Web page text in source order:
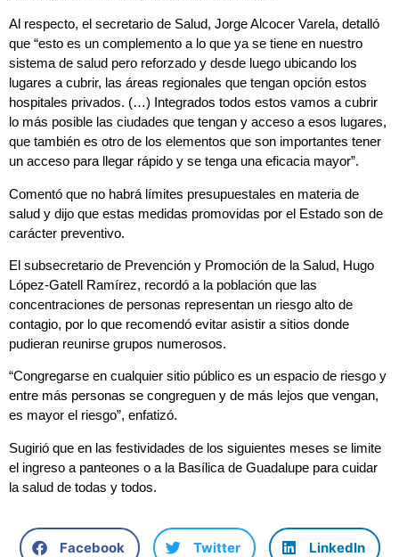
Al respecto, el secretario de Salud, Jorge Alcocer Varela, detalló
que “esto es un complemento a lo que ya se tiene en nuestro
sistema de salud pero reforzado y desde luego ubicando los
lugares a cubrir, las áreas regionales que tengan opción estos
hospitales privados. (…) Integrados todos estos vamos a cubrir
lo más posible las ciudades que tengan y acceso a esos lugares,
que también es otro de los elementos que son importantes tener
un acceso para llegar rápido y se tenga una eficacia mayor”.
Comentó que no habrá límites presupuestales en materia de
salud y dijo que estas medidas promovidas por el Estado son de
carácter preventivo.
El subsecretario de Prevención y Promoción de la Salud, Hugo
López-Gatell Ramírez, recordó a la población que las
concentraciones de personas representan un riesgo alto de
contagio, por lo que recomendó evitar asistir a sitios donde
pudieran reunirse grupos numerosos.
“Congregarse en cualquier sitio público es un espacio de riesgo y
entre más personas se congreguen y de más lejos que vengan,
es mayor el riesgo”, enfatizó.
Sugirió que en las festividades de los siguientes meses se limite
el ingreso a panteones o a la Basílica de Guadalupe para cuidar
la salud de todas y todos.
Facebook Twitter LinkedIn